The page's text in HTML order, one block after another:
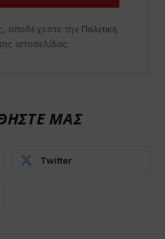
αποδέχεστε την Πολιτική
ιστοσελίδας
ΜΑΣ
Twitter